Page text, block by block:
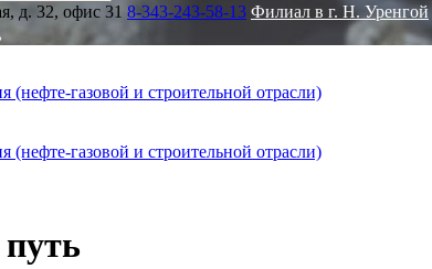
д. 32, офис 31 8-343-243-58-13 Филиал в г. Н. Уренгой
(нефте-газовой и строительной отрасли)
(нефте-газовой и строительной отрасли)